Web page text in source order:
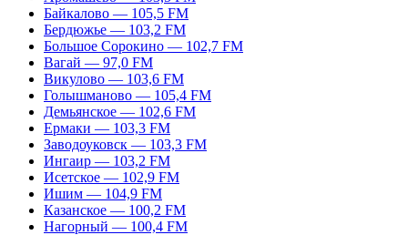
Байкалово — 105,5 FM
Бердюжье — 103,2 FM
Большое Сорокино — 102,7 FM
Вагай — 97,0 FM
Викулово — 103,6 FM
Голышманово — 105,4 FM
Демьянское — 102,6 FM
Ермаки — 103,3 FM
Заводоуковск — 103,3 FM
Ингаир — 103,2 FM
Исетское — 102,9 FM
Ишим — 104,9 FM
Казанское — 100,2 FM
Нагорный — 100,4 FM